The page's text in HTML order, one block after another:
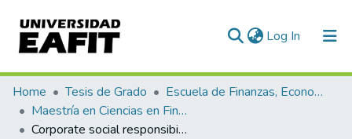
Log In (current)
Communities & Collections
All of DSpace
Home Tesis de Grado
Escuela de Finanzas, Economía y Gobierno
Maestría en Ciencias en Finanzas (tesis)
Corporate social responsibility and cost of equity : evidence from Latin America